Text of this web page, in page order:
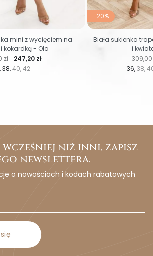
38 40 42
zł Cena
247,20 zł
mini z wycięciem na
kokardką - Ola
-20%
36 38
Cena
309,00
Biała sukienka
i
wcześniej niż inni, zapisz
newslettera.
o nowościach i kodach rabatowych